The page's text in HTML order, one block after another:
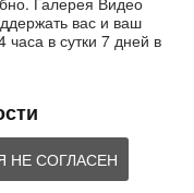
вас и ваш
в сутки 7 дней в
НЕ СОГЛАСЕН